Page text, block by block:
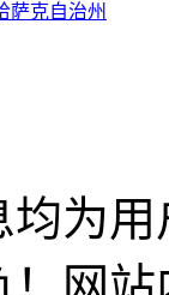
萨克自治州
均为